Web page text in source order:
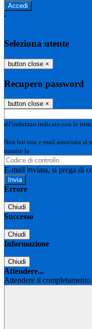
-
Seleziona utente
button close ×
Recupero password
button close ×
all'indirizzo indicato con le
Non hai una e-mail associata al
tramite la
E-mail inviata, si prega di
Errore
Chiudi
Successo
Chiudi
Informazione
Chiudi
Attendere...
Attendere il